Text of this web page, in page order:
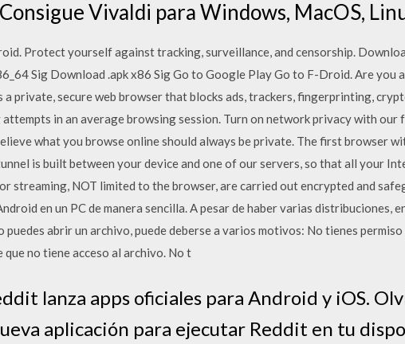
Vivaldi para Windows, MacOS,
Protect yourself against tracking, surveillance, and censorship.
Sig Download .apk x86 Sig Go to Google Play Go to F-Droid. Are you
a private, secure web browser that blocks ads, trackers, fingerprinting,
in an average browsing session. Turn on network privacy with our
what you browse online should always be private. The first browser
is built between your device and one of our servers, so that all your
streaming, NOT limited to the browser, are carried out encrypted and
en un PC de manera sencilla. A pesar de haber varias distribuciones,
puedes abrir un archivo, puede deberse a varios motivos: No tienes
que no tiene acceso al archivo. No t
lanza apps oficiales para Android y iOS.
aplicación para ejecutar Reddit en tu